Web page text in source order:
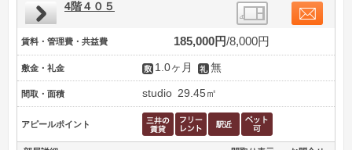
4階４０５
賃料・管理費・共益費 185,000円 8,000円
敷金・礼金 1.0ヶ月 無
間取・面積 studio 29.45㎡
アピールポイント